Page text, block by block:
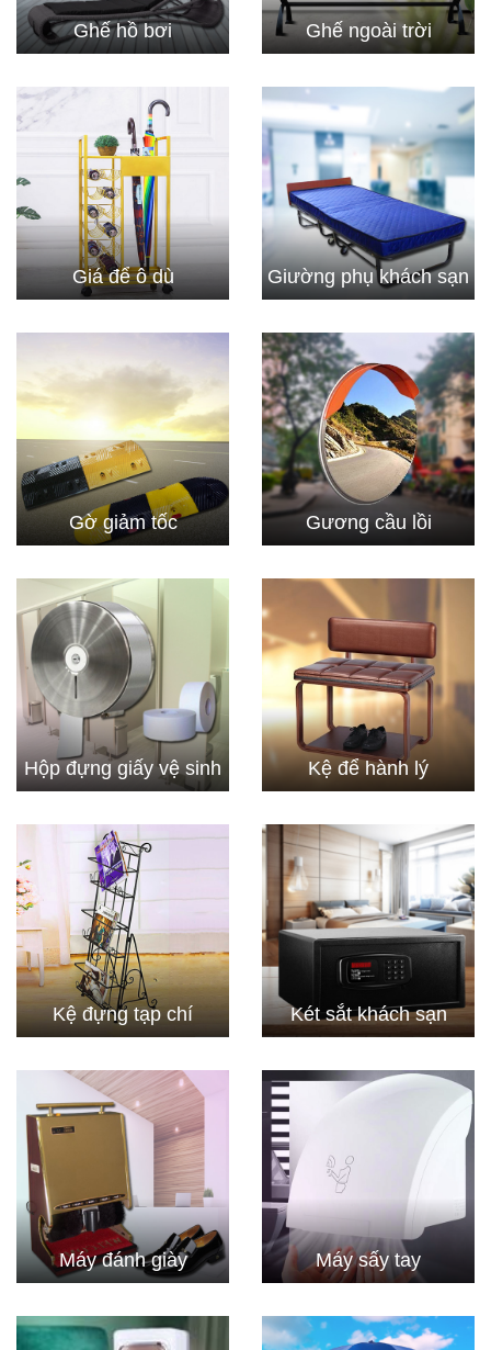
Ghế hồ bơi Ghế ngoài trời
Giá để ô dù Giường phụ khách sạn
Gờ giảm tốc Gương cầu lồi
Hộp đựng giấy vệ sinh Kệ để hành lý
Kệ đựng tạp chí Két sắt khách sạn
Máy đánh giày Máy sấy tay